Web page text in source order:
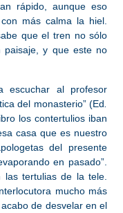
rápido, aunque eso
más calma la hiel.
que el tren no sólo
paisaje, y que este no
escuchar al profesor
del monasterio” (Ed
los contertulios iban
casa que es nuestro
del presente
en pasado”.
tertulias de la tele.
mucho más
de desvelar en el